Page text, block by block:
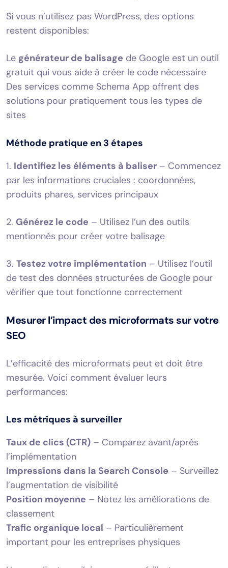
Si vous n’utilisez pas WordPress, des options
restent disponibles:
Le générateur de balisage de Google est un outil
gratuit qui vous aide à créer le code nécessaire
Des services comme Schema App offrent des
solutions pour pratiquement tous les types de
sites
Méthode pratique en 3 étapes
1. Identifiez les éléments à baliser – Commencez
par les informations cruciales : coordonnées,
produits phares, services principaux
2. Générez le code – Utilisez l’un des outils
mentionnés pour créer votre balisage
3. Testez votre implémentation – Utilisez l’outil
de test des données structurées de Google pour
vérifier que tout fonctionne correctement
Mesurer l’impact des microformats sur votre
SEO
L’efficacité des microformats peut et doit être
mesurée. Voici comment évaluer leurs
performances:
Les métriques à surveiller
Taux de clics (CTR) – Comparez avant/après
l’implémentation
Impressions dans la Search Console – Surveillez
l’augmentation de visibilité
Position moyenne – Notez les améliorations de
classement
Trafic organique local – Particulièrement
important pour les entreprises physiques